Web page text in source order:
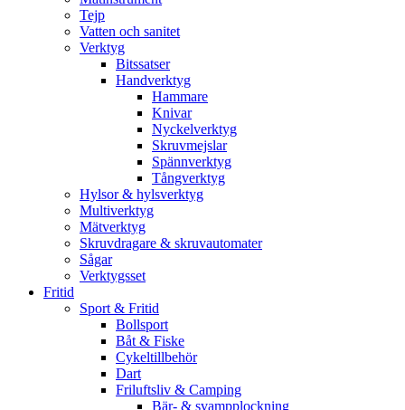
Tejp
Vatten och sanitet
Verktyg
Bitssatser
Handverktyg
Hammare
Knivar
Nyckelverktyg
Skruvmejslar
Spännverktyg
Tångverktyg
Hylsor & hylsverktyg
Multiverktyg
Mätverktyg
Skruvdragare & skruvautomater
Sågar
Verktygsset
Fritid
Sport & Fritid
Bollsport
Båt & Fiske
Cykeltillbehör
Dart
Friluftsliv & Camping
Bär- & svampplockning